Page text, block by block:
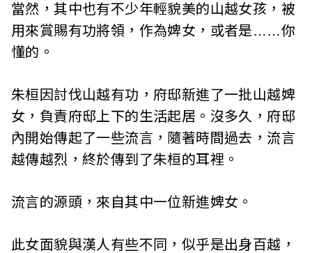
當然，其中也有不少年輕貌美的山越女孩，被
用來賞賜有功將領，作為婢女，或者是……你
懂的。
朱桓因討伐山越有功，府邸新進了一批山越婢
女，負責府邸上下的生活起居。沒多久，府邸
內開始傳起了一些流言，隨著時間過去，流言
越傳越烈，終於傳到了朱桓的耳裡。
流言的源頭，來自其中一位新進婢女。
此女面貌與漢人有些不同，似乎是出身百越，